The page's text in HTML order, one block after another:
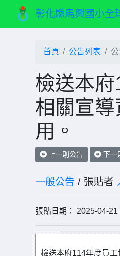
彰化縣馬興國小全
首頁 公告列表
檢送本
相關宣
用。
上一則公告 下一
一般公告 / 張貼者
張貼日期： 2025-04-
檢送本府114年度員工